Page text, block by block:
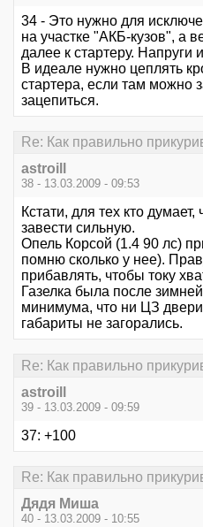
34 - Это нужно для
на участке "АКБ-кузов", а
далее к стартеру. Напруги
В идеале нужно цеплять
стартера, если там можно
зацепиться.
Re: Как правильно
astroill
38 - 13.03.2009 - 09:53
Кстати, для тех кто
завести сильную.
Опель Корсой (1.4 90 лс)
помню сколько у нее).
прибавлять, чтобы току
Газелка была после
минимума, что ни ЦЗ
габариты не загорались.
Re: Как правильно
astroill
39 - 13.03.2009 - 09:59
37: +100
Re: Как правильно
Дядя Миша
40 - 13.03.2009 - 10:55